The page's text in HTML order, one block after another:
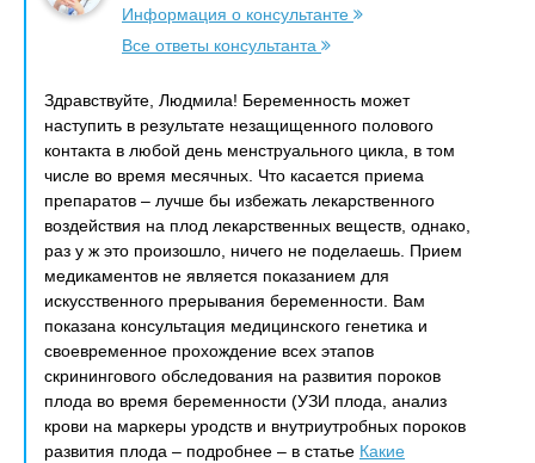
Информация о консультанте
Все ответы консультанта
Здравствуйте, Людмила! Беременность может
наступить в результате незащищенного полового
контакта в любой день менструального цикла, в том
числе во время месячных. Что касается приема
препаратов – лучше бы избежать лекарственного
воздействия на плод лекарственных веществ, однако,
раз у ж это произошло, ничего не поделаешь. Прием
медикаментов не является показанием для
искусственного прерывания беременности. Вам
показана консультация медицинского генетика и
своевременное прохождение всех этапов
скринингового обследования на развития пороков
плода во время беременности (УЗИ плода, анализ
крови на маркеры уродств и внутриутробных пороков
развития плода – подробнее – в статье Какие